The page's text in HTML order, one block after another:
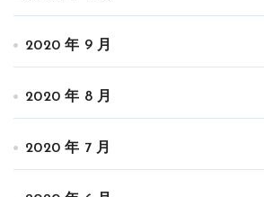
2020 年 9 月
2020 年 8 月
2020 年 7 月